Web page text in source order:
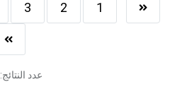
1
2
3
عدد